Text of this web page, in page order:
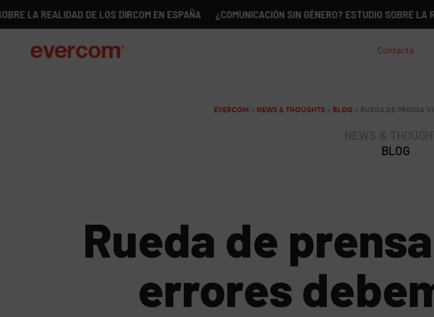
DE LOS DIRCOM EN ESPAÑA ¿COMUNICACIÓN SIN GÉNERO? ESTUDIO SOBRE LA
Contacta
EVERCOM > NEWS & THOUGHTS > BLOG > RUEDA DE PRENSA
BLOG
Rueda de
errores